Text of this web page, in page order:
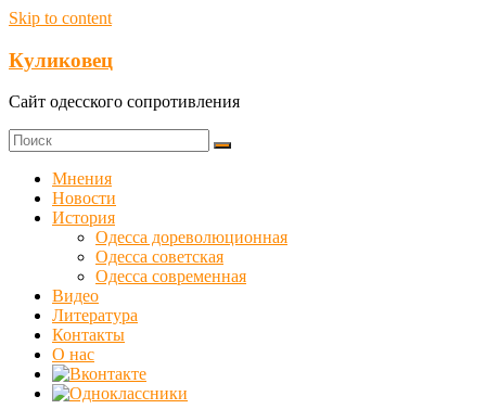
Skip to content
Куликовец
Сайт одесского сопротивления
Мнения
Новости
История
Одесса дореволюционная
Одесса советская
Одесса современная
Видео
Литература
Контакты
О нас